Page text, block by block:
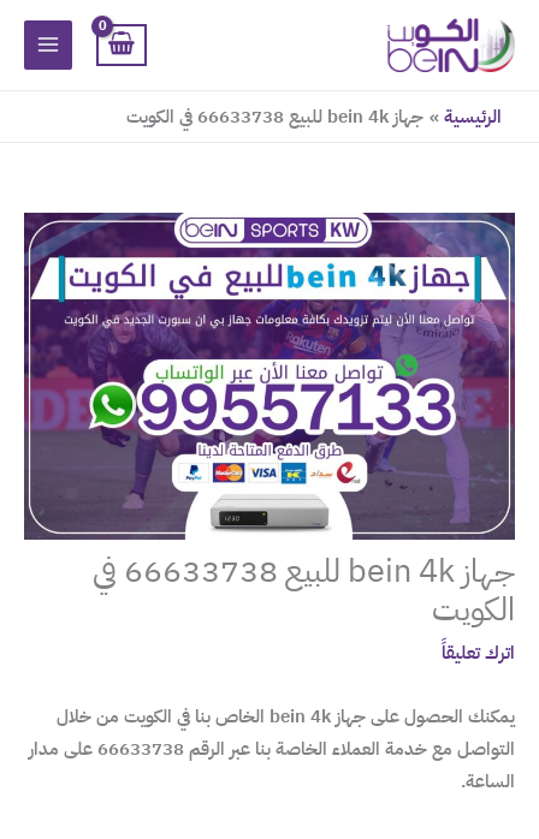
تخطي
المحتوى
الرئيسية
جهاز bein 4k للبيع 66633738 في الكويت
جهاز bein 4k للبيع 66633738 في
الكويت
اترك تعليقاً
يمكنك الحصول على جهاز bein 4k الخاص بنا في الكويت من خلال
التواصل مع خدمة العملاء الخاصة بنا عبر الرقم 66633738 على مدار
الساعة.